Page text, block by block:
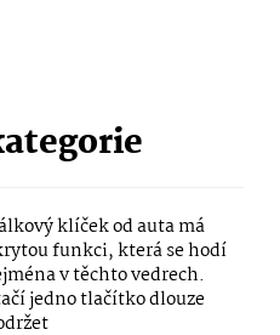
klíček od auta má
funkci, která se hodí
v těchto vedrech.
jedno tlačítko dlouze